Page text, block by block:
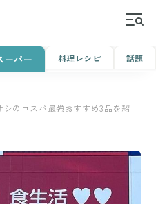
ーパー 料理レシピ 話題
のコスパ最強おすすめ3品を紹